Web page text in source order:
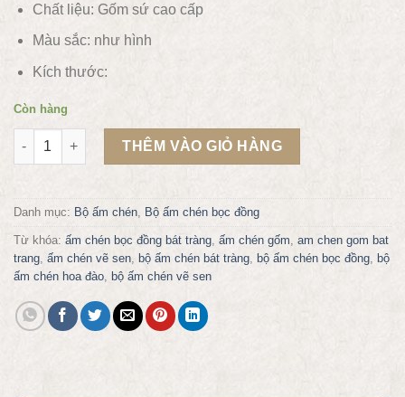
Chất liệu: Gốm sứcao cấp
Màu sắc: như hình
Kích thước:
Còn hàng
Bộ ấm chén vại bọc đồng vẽ Sen số lượng
THÊM VÀO GIỎ HÀNG
Danh mục: Bộ ấm chén Bộ ấm chén bọc đồng
Từ khóa: ấm chén bọc đồng bát tràng ấm chén gốm am chen gom bat
trang ấm chén vẽ sen bộ ấm chén bát tràng bộ ấm chén bọc đồng bộ
ấm chén hoa đào bộ ấm chén vẽ sen